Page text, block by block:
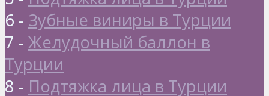
6 - Зубные виниры в Турции
7 - Желудочный баллон в
Турции
8 - Подтяжка лица в Турции